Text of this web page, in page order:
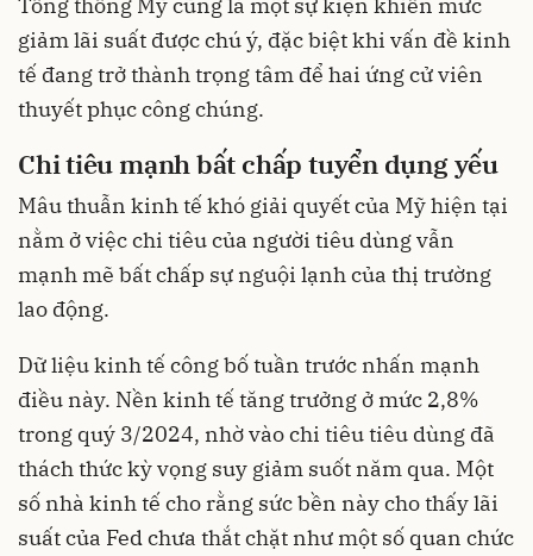
Tổng thống Mỹ cũng là một sự kiện khiến mức
giảm lãi suất được chú ý, đặc biệt khi vấn đề kinh
tế đang trở thành trọng tâm để hai ứng cử viên
thuyết phục công chúng.
Chi tiêu mạnh bất chấp tuyển dụng yếu
Mâu thuẫn kinh tế khó giải quyết của Mỹ hiện tại
nằm ở việc chi tiêu của người tiêu dùng vẫn
mạnh mẽ bất chấp sự nguội lạnh của thị trường
lao động.
Dữ liệu kinh tế công bố tuần trước nhấn mạnh
điều này. Nền kinh tế tăng trưởng ở mức 2,8%
trong quý 3/2024, nhờ vào chi tiêu tiêu dùng đã
thách thức kỳ vọng suy giảm suốt năm qua. Một
số nhà kinh tế cho rằng sức bền này cho thấy lãi
suất của Fed chưa thắt chặt như một số quan chức